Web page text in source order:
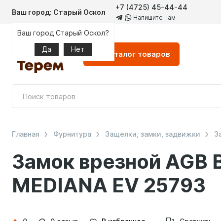
Ваш город: Старый Оскол
Ваш город Старый Оскол?
Да
Нет
+7 (4725) 45-44-44
Напишите нам
Каталог товаров
Замок врезной AGB
MEDIANA EV 25793
Главная Фурнитура Защелки, замки, задвижки